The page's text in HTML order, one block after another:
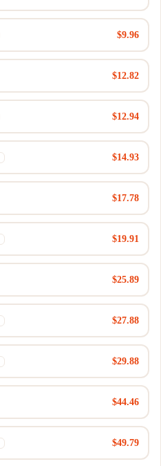
$9.96
$12.82
$12.94
$14.93
$17.78
$19.91
$25.89
$27.88
$29.88
$44.46
$49.79